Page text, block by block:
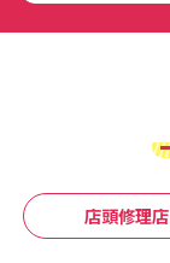
店頭修理店